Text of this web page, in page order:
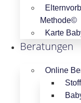
Methode©
Karte
Beratungen
Online